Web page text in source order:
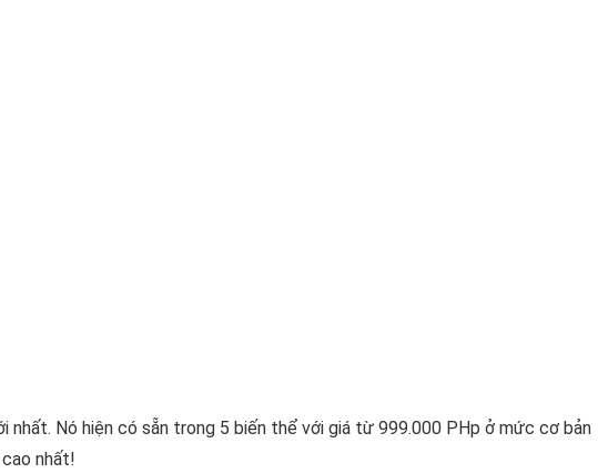
nhất. Nó hiện có sẵn trong 5 biến thể với giá từ 999.000 PHp ở mức cơ bản
nhất!